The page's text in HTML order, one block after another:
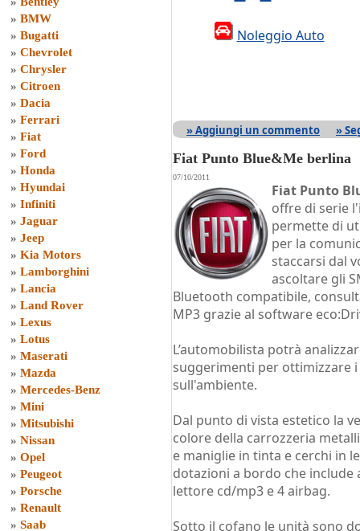
» BMW
» Bugatti
» Chevrolet
» Chrysler
» Citroen
» Dacia
» Ferrari
» Fiat
» Ford
» Honda
» Hyundai
» Infiniti
» Jaguar
» Jeep
» Kia Motors
» Lamborghini
» Lancia
» Land Rover
» Lexus
» Lotus
» Maserati
» Mazda
» Mercedes-Benz
» Mini
» Mitsubishi
» Nissan
» Opel
» Peugeot
» Porsche
» Renault
» Saab
Noleggio Auto
» Aggiungi un commento »
Fiat Punto Blue&Me berlina
07/10/2011
Fiat Punto
offre di serie
permette di
per la
staccarsi dal
ascoltare gli
Bluetooth compatibile,
MP3 grazie al software
L’automobilista potrà
suggerimenti per ottimizzare
sull'ambiente.
Dal punto di vista estetico la
colore della carrozzeria
e maniglie in tinta e cerchi in
dotazioni a bordo che include
lettore cd/mp3 e 4 airbag.
Sotto il cofano le unità sono